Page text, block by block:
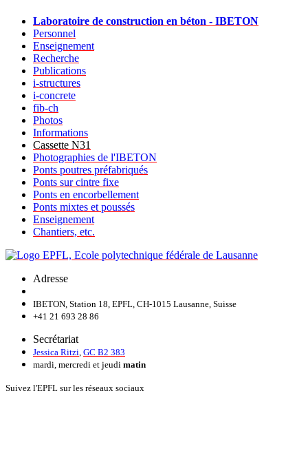
Laboratoire de construction en béton - IBETON
Personnel
Enseignement
Recherche
Publications
i-structures
i-concrete
fib-ch
Photos
Informations
Cassette N31
Photographies de l'IBETON
Ponts poutres préfabriqués
Ponts sur cintre fixe
Ponts en encorbellement
Ponts mixtes et poussés
Enseignement
Chantiers, etc.
Adresse
IBETON, Station 18, EPFL, CH-1015 Lausanne, Suisse
+41 21 693 28 86
Secrétariat
Jessica Ritzi GC B2 383
mardi, mercredi et jeudi matin
Suivez l'EPFL sur les réseaux sociaux